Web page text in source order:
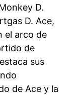
D.
D. Ace,
el arco de
de
sus
de Ace y la